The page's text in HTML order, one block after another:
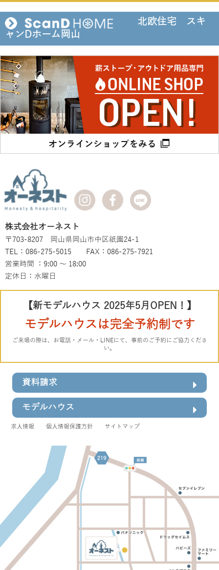
北欧住宅 スキ
ャンDホーム岡山
株式会社オーネスト
〒703-8207 岡山県岡山市中区祇園24-1
TEL：086-275-5015 FAX：086-275-7921
営業時間 ：9:00 ～ 18:00
定休日：水曜日
【新モデルハウス 2025年5月OPEN！】
モデルハウスは完全予約制です
ご来場の際は、お電話・メール・LINEにて、事前のご予約にご協力くださ
い。
資料請求
モデルハウス
求人情報 個人情報保護方針 サイトマップ